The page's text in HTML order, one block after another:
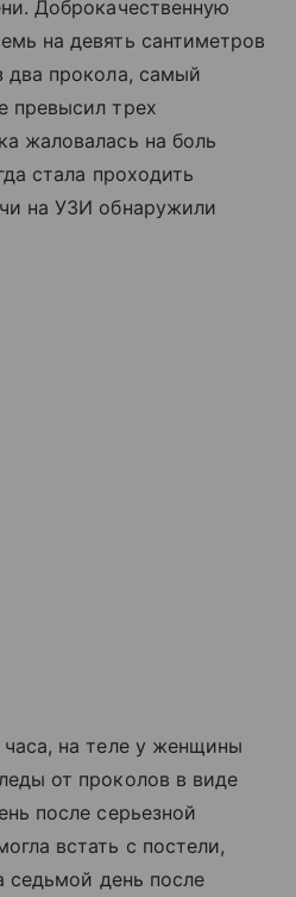
Доброкачественную
на девять сантиметров
два прокола, самый
превысил трех
жаловалась на боль
стала проходить
на УЗИ обнаружили
на теле у женщины
от проколов в виде
после серьезной
встать с постели,
седьмой день после